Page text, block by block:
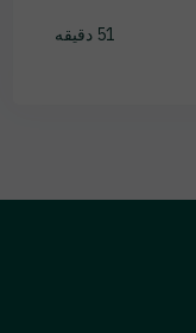
51 دقیقه